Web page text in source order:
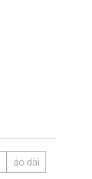
áo dài